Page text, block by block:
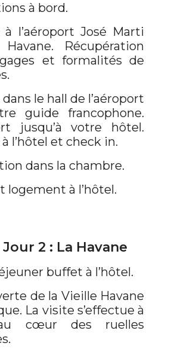
à bord.
à l’aéroport José Marti
Récupération
et formalités de
le hall de l’aéroport
guide francophone.
jusqu’à votre hôtel.
l’hôtel et check in.
dans la chambre.
logement à l’hôtel.
Jour 2 : La Havane
buffet à l’hôtel.
de la Vieille Havane
La visite s’effectue à
cœur des ruelles